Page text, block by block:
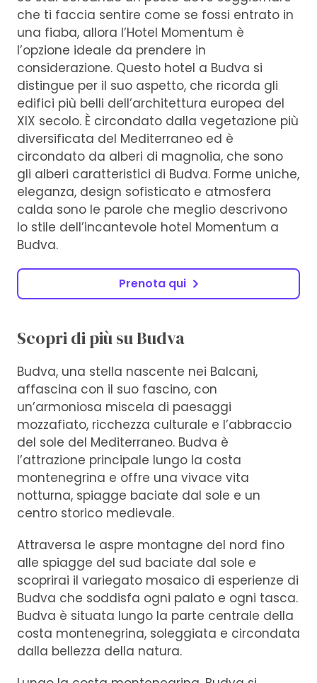
che ti faccia sentire come se fossi entrato in
una fiaba, allora l’Hotel Momentum è
l’opzione ideale da prendere in
considerazione. Questo hotel a Budva si
distingue per il suo aspetto, che ricorda gli
edifici più belli dell’architettura europea del
XIX secolo. È circondato dalla vegetazione più
diversificata del Mediterraneo ed è
circondato da alberi di magnolia, che sono
gli alberi caratteristici di Budva. Forme uniche,
eleganza, design sofisticato e atmosfera
calda sono le parole che meglio descrivono
lo stile dell’incantevole hotel Momentum a
Budva.
Prenota qui
Scopri di più su Budva
Budva, una stella nascente nei Balcani,
affascina con il suo fascino, con
un’armoniosa miscela di paesaggi
mozzafiato, ricchezza culturale e l’abbraccio
del sole del Mediterraneo. Budva è
l’attrazione principale lungo la costa
montenegrina e offre una vivace vita
notturna, spiagge baciate dal sole e un
centro storico medievale.
Attraversa le aspre montagne del nord fino
alle spiagge del sud baciate dal sole e
scoprirai il variegato mosaico di esperienze di
Budva che soddisfa ogni palato e ogni tasca.
Budva è situata lungo la parte centrale della
costa montenegrina, soleggiata e circondata
dalla bellezza della natura.